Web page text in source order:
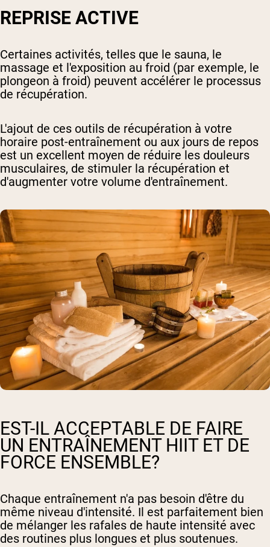
REPRISE ACTIVE
Certaines activités, telles que le sauna, le
massage et l'exposition au froid (par exemple, le
plongeon à froid) peuvent accélérer le processus
de récupération.
L'ajout de ces outils de récupération à votre
horaire post-entraînement ou aux jours de repos
est un excellent moyen de réduire les douleurs
musculaires, de stimuler la récupération et
d'augmenter votre volume d'entraînement.
EST-IL ACCEPTABLE DE FAIRE
UN ENTRAÎNEMENT HIIT ET DE
FORCE ENSEMBLE?
Chaque entraînement n'a pas besoin d'être du
même niveau d'intensité. Il est parfaitement bien
de mélanger les rafales de haute intensité avec
des routines plus longues et plus soutenues.